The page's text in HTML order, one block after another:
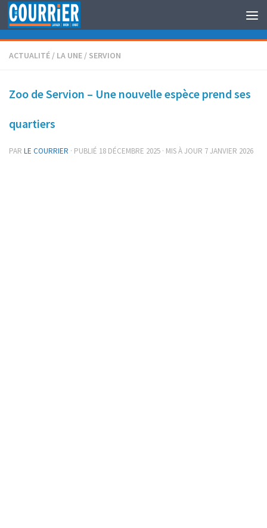
Au dessous du contenu
ACTUALITÉ / LA UNE / SERVION
Zoo de Servion – Une nouvelle espèce prend ses
quartiers
PAR LE COURRIER · PUBLIÉ 18 DÉCEMBRE 2025 · MIS À JOUR 7 JANVIER 2026